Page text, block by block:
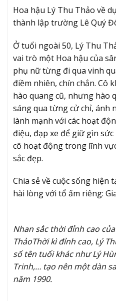
Hoa hậu Lý Thu Thảo về
thành lập trường Lê Quý
Ở tuổi ngoài 50, Lý Thu
vai trò một Hoa hậu của
phụ nữ từng đi qua vinh
điềm nhiên, chín chắn. Cô
hào quang cũ, nhưng hào
sáng qua từng cử chỉ, ánh
lành mạnh với các hoạt
điệu, đạp xe để giữ gìn
cô hoạt động trong lĩnh
sắc đẹp.
Chia sẻ về cuộc sống hiện
hài lòng với tổ ấm riêng:
Nhan sắc thời đỉnh cao
ThảoThời kì đỉnh cao, Lý
số tên tuổi khác như Lý
Trinh,… tạo nên một dàn
năm 1990.